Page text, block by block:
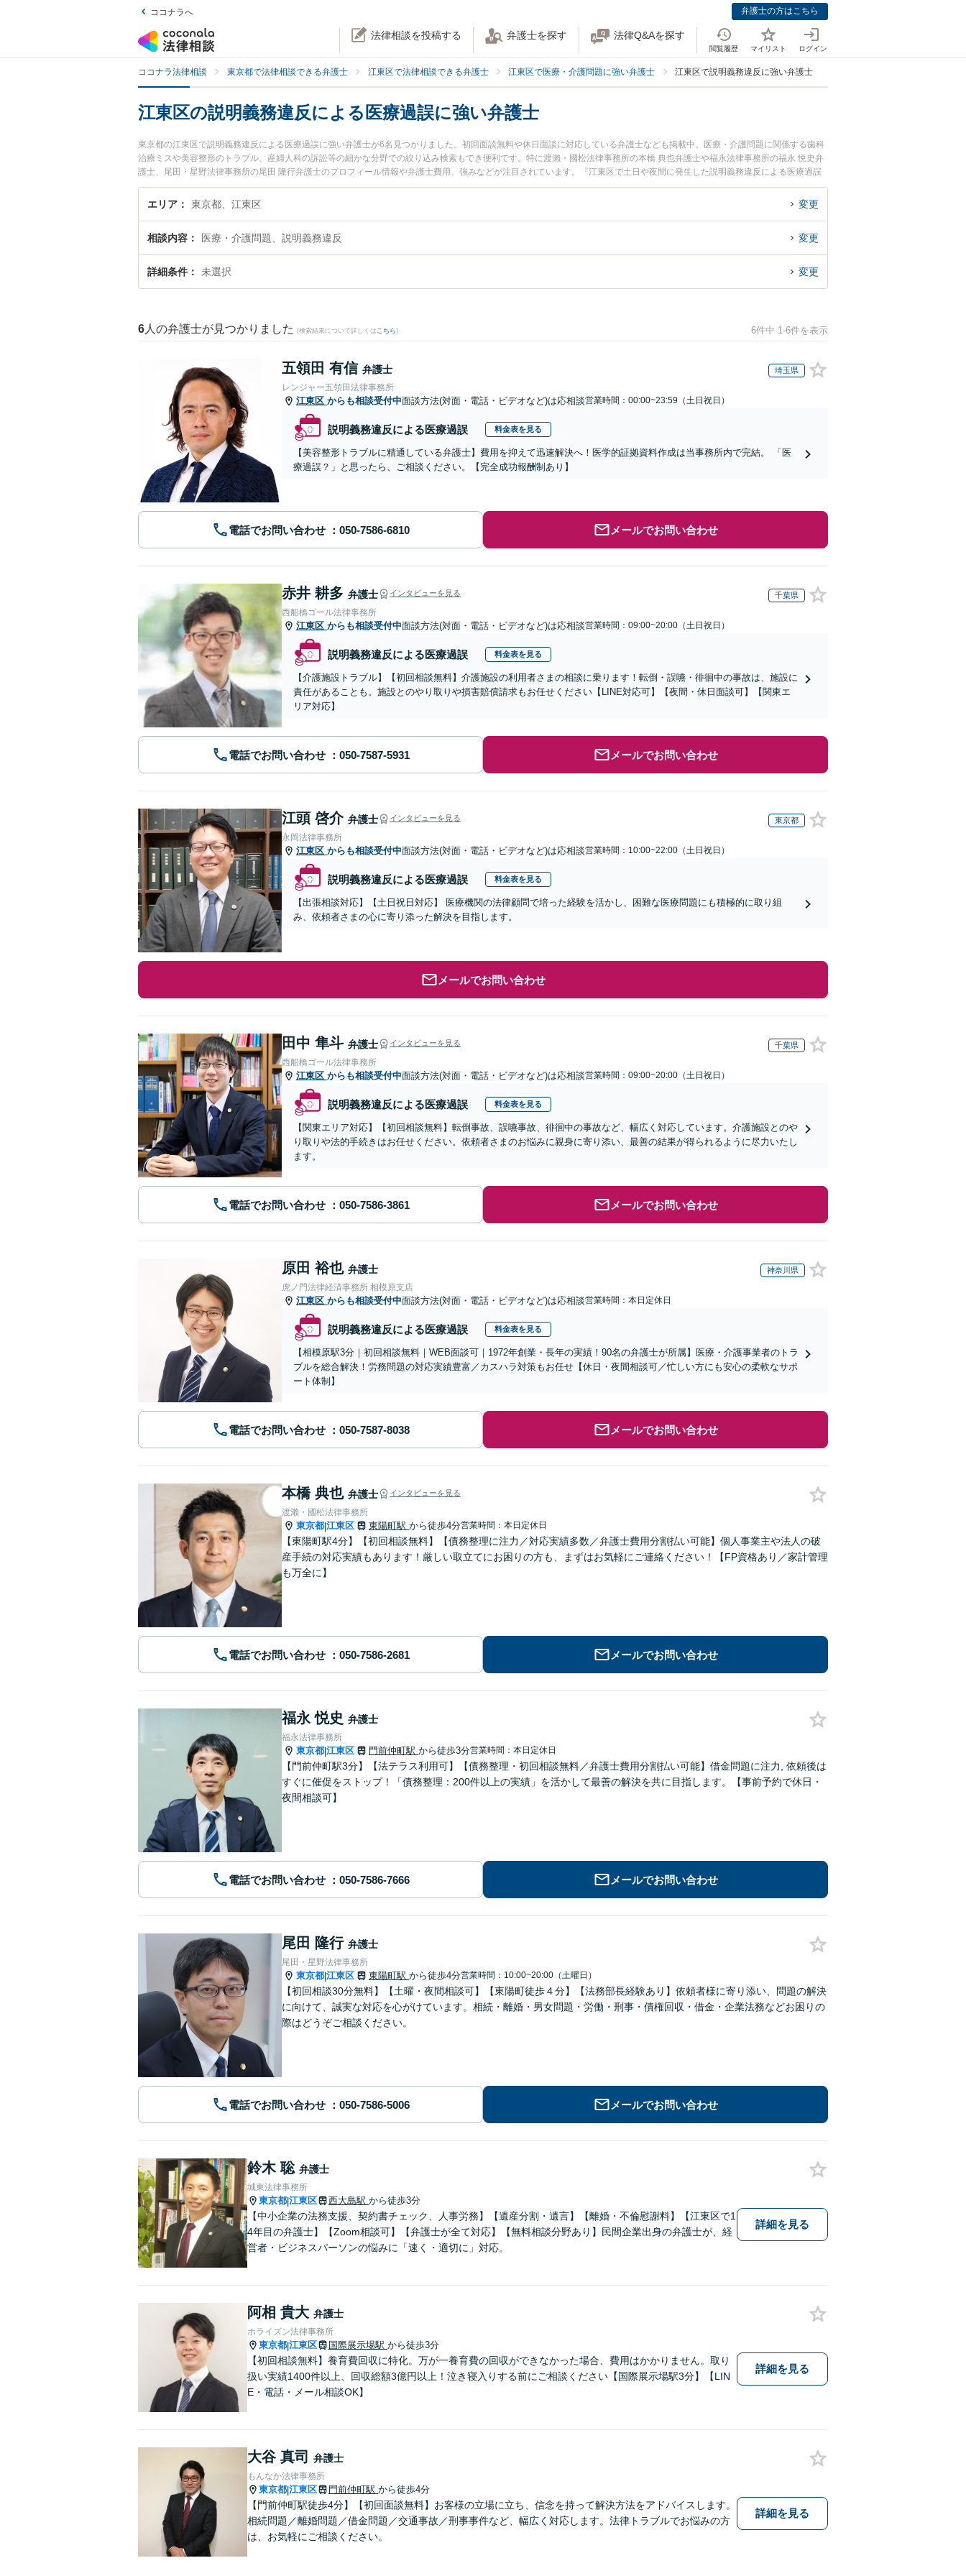
ココナラへ 弁護士の方はこちら
法律相談を投稿する 弁護士を探す 法律Q&Aを探す
閲覧履歴 マイリスト ログイン
ココナラ法律相談 東京都で法律相談できる弁護士 江東区で法律相談できる弁護士 江東区で医療・介護問題に強い弁護士 江東区で説明義務違反に強い弁護士
江東区の説明義務違反による医療過誤に強い弁護士
東京都の江東区で説明義務違反による医療過誤に強い弁護士が6名見つかりました。初回面談無料や休日面談に対応している弁護士なども掲載中。医療・介護問題に関係する歯科
治療ミスや美容整形のトラブル、産婦人科の訴訟等の細かな分野での絞り込み検索もでき便利です。特に渡瀨・國松法律事務所の本橋 典也弁護士や福永法律事務所の福永 悦史弁
護士、尾田・星野法律事務所の尾田 隆行弁護士のプロフィール情報や弁護士費用、強みなどが注目されています。『江東区で土日や夜間に発生した説明義務違反による医療過誤
のトラブルを今すぐに弁護士に相談したい』『説明義務違反による医療過誤のトラブル解決の実績豊富な近くの弁護士を検索したい』『初回相談無料で説明義務違反による医療過
誤を法律相談できる江東区内の弁護士に相談予約したい』などでお困りの相談者さんにおすすめです。
エリア 東京都、江東区 変更
相談内容 医療・介護問題、説明義務違反 変更
詳細条件 未選択 変更
6 人の弁護士が見つかりました (検索結果について詳しくは こちら) 6件中 1-6件を表示
五領田 有信 弁護士 埼玉県
レンジャー五領田法律事務所
江東区 からも相談受付中面談方法(対面・電話・ビデオなど)は応相談営業時間：00:00~23:59（土日祝日）
説明義務違反による医療過誤 料金表を見る
【美容整形トラブルに精通している弁護士】費用を抑えて迅速解決へ！医学的証拠資料作成は当事務所内で完結。 「医
療過誤？」と思ったら、ご相談ください。【完全成功報酬制あり】
電話でお問い合わせ メールでお問い合わせ
赤井 耕多 弁護士 インタビューを見る 千葉県
西船橋ゴール法律事務所
江東区 からも相談受付中面談方法(対面・電話・ビデオなど)は応相談営業時間：09:00~20:00（土日祝日）
説明義務違反による医療過誤 料金表を見る
【介護施設トラブル】【初回相談無料】介護施設の利用者さまの相談に乗ります！転倒・誤嚥・徘徊中の事故は、施設に
責任があることも。施設とのやり取りや損害賠償請求もお任せください【LINE対応可】【夜間・休日面談可】【関東エ
リア対応】
電話でお問い合わせ メールでお問い合わせ
江頭 啓介 弁護士 インタビューを見る 東京都
永岡法律事務所
江東区 からも相談受付中面談方法(対面・電話・ビデオなど)は応相談営業時間：10:00~22:00（土日祝日）
説明義務違反による医療過誤 料金表を見る
【出張相談対応】【土日祝日対応】 医療機関の法律顧問で培った経験を活かし、困難な医療問題にも積極的に取り組
み、依頼者さまの心に寄り添った解決を目指します。
メールでお問い合わせ
田中 隼斗 弁護士 インタビューを見る 千葉県
西船橋ゴール法律事務所
江東区 からも相談受付中面談方法(対面・電話・ビデオなど)は応相談営業時間：09:00~20:00（土日祝日）
説明義務違反による医療過誤 料金表を見る
【関東エリア対応】【初回相談無料】転倒事故、誤嚥事故、徘徊中の事故など、幅広く対応しています。介護施設とのや
り取りや法的手続きはお任せください。依頼者さまのお悩みに親身に寄り添い、最善の結果が得られるように尽力いたし
ます。
電話でお問い合わせ メールでお問い合わせ
原田 裕也 弁護士 神奈川県
虎ノ門法律経済事務所 相模原支店
江東区 からも相談受付中面談方法(対面・電話・ビデオなど)は応相談営業時間：本日定休日
説明義務違反による医療過誤 料金表を見る
【相模原駅3分｜初回相談無料｜WEB面談可｜1972年創業・長年の実績！90名の弁護士が所属】医療・介護事業者のトラ
ブルを総合解決！労務問題の対応実績豊富／カスハラ対策もお任せ【休日・夜間相談可／忙しい方にも安心の柔軟なサポ
ート体制】
電話でお問い合わせ メールでお問い合わせ
本橋 典也 弁護士 インタビューを見る
渡瀨・國松法律事務所
東京都|江東区 東陽町駅 から徒歩4分営業時間：本日定休日
【東陽町駅4分】【初回相談無料】【債務整理に注力／対応実績多数／弁護士費用分割払い可能】個人事業主や法人の破
産手続の対応実績もあります！厳しい取立てにお困りの方も、まずはお気軽にご連絡ください！【FP資格あり／家計管理
も万全に】
電話でお問い合わせ メールでお問い合わせ
福永 悦史 弁護士
福永法律事務所
東京都|江東区 門前仲町駅 から徒歩3分営業時間：本日定休日
【門前仲町駅3分】【法テラス利用可】【債務整理・初回相談無料／弁護士費用分割払い可能】借金問題に注力, 依頼後は
すぐに催促をストップ！「債務整理：200件以上の実績」を活かして最善の解決を共に目指します。【事前予約で休日・
夜間相談可】
電話でお問い合わせ メールでお問い合わせ
尾田 隆行 弁護士
尾田・星野法律事務所
東京都|江東区 東陽町駅 から徒歩4分営業時間：10:00~20:00（土曜日）
【初回相談30分無料】【土曜・夜間相談可】【東陽町徒歩４分】【法務部長経験あり】依頼者様に寄り添い、問題の解決
に向けて、誠実な対応を心がけています。相続・離婚・男女問題・労働・刑事・債権回収・借金・企業法務などお困りの
際はどうぞご相談ください。
電話でお問い合わせ メールでお問い合わせ
鈴木 聡 弁護士
城東法律事務所
東京都|江東区 西大島駅 から徒歩3分
【中小企業の法務支援、契約書チェック、人事労務】【遺産分割・遺言】【離婚・不倫慰謝料】【江東区で1
4年目の弁護士】【Zoom相談可】【弁護士が全て対応】【無料相談分野あり】民間企業出身の弁護士が、経
営者・ビジネスパーソンの悩みに「速く・適切に」対応。
詳細を見る
阿相 貴大 弁護士
ホライズン法律事務所
東京都|江東区 国際展示場駅 から徒歩3分
【初回相談無料】養育費回収に特化。万が一養育費の回収ができなかった場合、費用はかかりません。取り
扱い実績1400件以上、回収総額3億円以上！泣き寝入りする前にご相談ください【国際展示場駅3分】【LIN
E・電話・メール相談OK】
詳細を見る
大谷 真司 弁護士
もんなか法律事務所
東京都|江東区 門前仲町駅 から徒歩4分
【門前仲町駅徒歩4分】【初回面談無料】お客様の立場に立ち、信念を持って解決方法をアドバイスします。
相続問題／離婚問題／借金問題／交通事故／刑事事件など、幅広く対応します。法律トラブルでお悩みの方
は、お気軽にご相談ください。
詳細を見る